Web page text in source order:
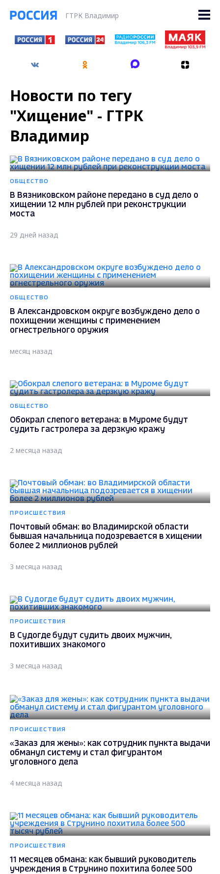
ГТРК Владимир
Новости по тегу
"Хищение" - ГТРК
Владимир
ОБЩЕСТВО
В Вязниковском районе передано в суд дело о
хищении 12 млн рублей при реконструкции
моста
29 дней назад
ОБЩЕСТВО
В Александровском округе возбуждено дело о
похищении женщины с применением
огнестрельного оружия
месяц назад
ОБЩЕСТВО
Обокрал слепого ветерана: в Муроме будут
судить гастролера за дерзкую кражу
2 месяца назад
ПРОИСШЕСТВИЯ
Почтовый обман: во Владимирской области
бывшая начальница подозревается в хищении
более 2 миллионов рублей
3 месяца назад
ПРОИСШЕСТВИЯ
В Судогде будут судить двоих мужчин,
похитивших знакомого
3 месяца назад
ПРОИСШЕСТВИЯ
«Заказ для жены»: как сотрудник пункта выдачи
обманул систему и стал фигурантом
уголовного дела
4 месяца назад
ПРОИСШЕСТВИЯ
11 месяцев обмана: как бывший руководитель
учреждения в Струнино похитила более 500